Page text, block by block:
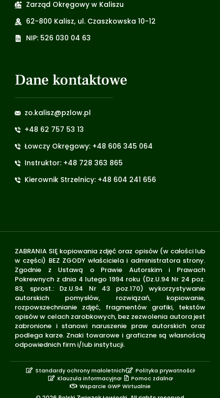
Zarząd Okręgowy w Kaliszu
62-800 Kalisz, ul. Czaszkowska 10-12
NIP: 526 030 04 63
Dane kontaktowe
zo.kalisz@pzlow.pl
+48 62 757 53 13
Łowczy Okręgowy: +48 606 345 064
Instruktor: +48 728 363 865
Kierownik Strzelnicy: +48 604 241 656
ZABRANIA SIĘ kopiowania zdjęć oraz opisów (w całości lub
w części) BEZ ZGODY właściciela i administratora strony.
Zgodnie z Ustawą o Prawie Autorskim i Prawach
Pokrewnych z dnia 4 lutego 1994 roku (Dz.U.94 Nr 24 poz.
83, sprost.: Dz.U.94 Nr 43 poz.170) wykorzystywanie
autorskich pomysłów, rozwiązań, kopiowanie,
rozpowszechnianie zdjęć, fragmentów grafiki, tekstów
opisów w celach zarobkowych, bez zezwolenia autora jest
zabronione i stanowi naruszenie praw autorskich oraz
podlega karze. Znaki towarowe i graficzne są własnością
odpowiednich firm i/lub instytucji.
Standardy ochrony małoletnich
Polityka prywatności
Klauzula informacyjna
Pomoc zdalna
Wsparcie GWP Wirtualnie